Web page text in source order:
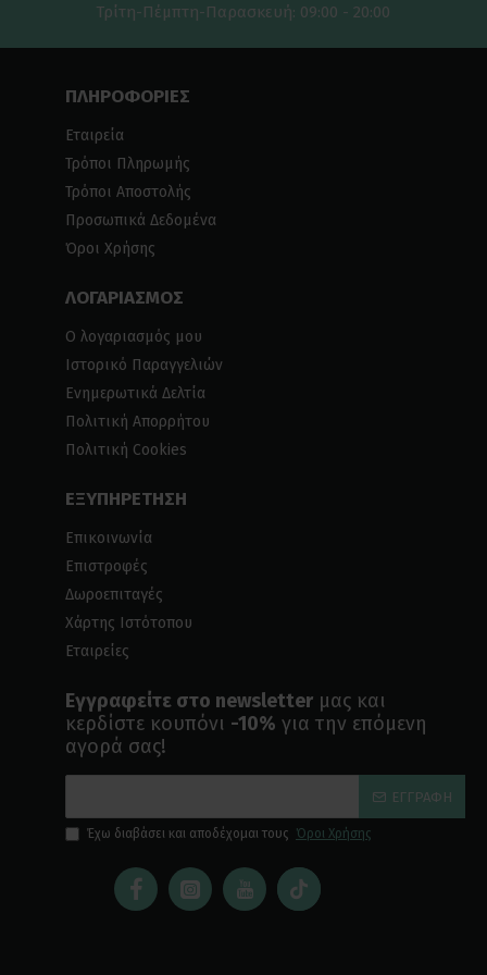
Τρίτη-Πέμπτη-Παρασκευή: 09:00 - 20:00
ΠΛΗΡΟΦΟΡΙΕΣ
Εταιρεία
Τρόποι Πληρωμής
Τρόποι Αποστολής
Προσωπικά Δεδομένα
Όροι Χρήσης
ΛΟΓΑΡΙΑΣΜΟΣ
Ο λογαριασμός μου
Ιστορικό Παραγγελιών
Ενημερωτικά Δελτία
Πολιτική Απορρήτου
Πολιτική Cookies
ΕΞΥΠΗΡΕΤΗΣΗ
Επικοινωνία
Επιστροφές
Δωροεπιταγές
Χάρτης Ιστότοπου
Εταιρείες
Εγγραφείτε στο newsletter μας και
κερδίστε κουπόνι -10% για την επόμενη
αγορά σας!
ΕΓΓΡΑΦΉ
Έχω διαβάσει και αποδέχομαι τους Όροι Χρήσης